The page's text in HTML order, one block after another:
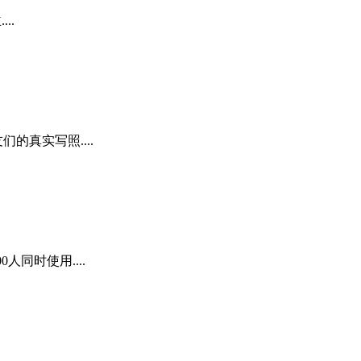
的真实写照....
人同时使用....